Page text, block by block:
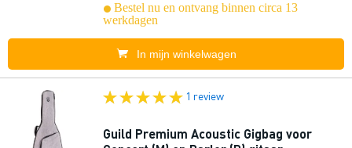
Bestel nu en ontvang binnen circa 13
werkdagen
In mijn winkelwagen
1 review
Guild Premium Acoustic Gigbag voor